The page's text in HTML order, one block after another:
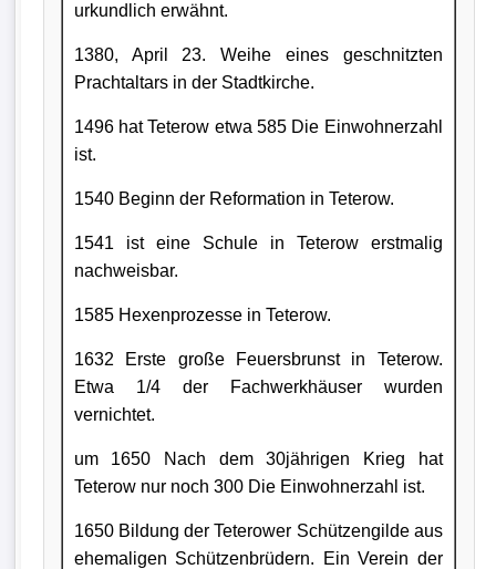
urkundlich erwähnt.
1380, April 23. Weihe eines geschnitzten
Prachtaltars in der Stadtkirche.
1496 hat Teterow etwa 585 Die Einwohnerzahl
ist.
1540 Beginn der Reformation in Teterow.
1541 ist eine Schule in Teterow erstmalig
nachweisbar.
1585 Hexenprozesse in Teterow.
1632 Erste große Feuersbrunst in Teterow.
Etwa 1/4 der Fachwerkhäuser wurden
vernichtet.
um 1650 Nach dem 30jährigen Krieg hat
Teterow nur noch 300 Die Einwohnerzahl ist.
1650 Bildung der Teterower Schützengilde aus
ehemaligen Schützenbrüdern. Ein Verein der